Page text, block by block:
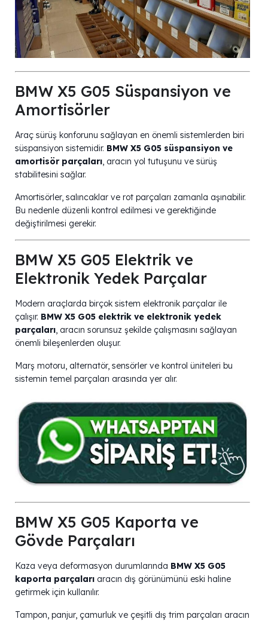
BMW X5 G05 Süspansiyon ve
Amortisörler
Araç sürüş konforunu sağlayan en önemli sistemlerden biri
süspansiyon sistemidir. BMW X5 G05 süspansiyon ve
amortisör parçaları, aracın yol tutuşunu ve sürüş
stabilitesini sağlar.
Amortisörler, salıncaklar ve rot parçaları zamanla aşınabilir.
Bu nedenle düzenli kontrol edilmesi ve gerektiğinde
değiştirilmesi gerekir.
BMW X5 G05 Elektrik ve
Elektronik Yedek Parçalar
Modern araçlarda birçok sistem elektronik parçalar ile
çalışır. BMW X5 G05 elektrik ve elektronik yedek
parçaları, aracın sorunsuz şekilde çalışmasını sağlayan
önemli bileşenlerden oluşur.
Marş motoru, alternatör, sensörler ve kontrol üniteleri bu
sistemin temel parçaları arasında yer alır.
BMW X5 G05 Kaporta ve
Gövde Parçaları
Kaza veya deformasyon durumlarında BMW X5 G05
kaporta parçaları aracın dış görünümünü eski haline
getirmek için kullanılır.
Tampon, panjur, çamurluk ve çeşitli dış trim parçaları aracın